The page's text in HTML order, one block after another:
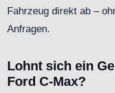
Fahrzeug direkt ab –
Anfragen.
Lohnt sich ein
Ford C-Max?